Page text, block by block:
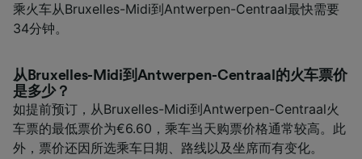
乘火车从Bruxelles-Midi到Antwerpen-Centraal最快需要
34分钟。
从Bruxelles-Midi到Antwerpen-Centraal的火车票价
是多少？
如提前预订，从Bruxelles-Midi到Antwerpen-Centraal火
车票的最低票价为€6.60，乘车当天购票价格通常较高。此
外，票价还因所选乘车日期、路线以及坐席而有变化。